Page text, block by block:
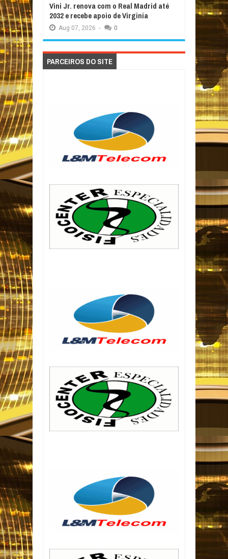
Vini Jr. renova com o Real Madrid até
2032 e recebe apoio de Virginia
Aug 07, 2026 - 0
PARCEIROS DO SITE